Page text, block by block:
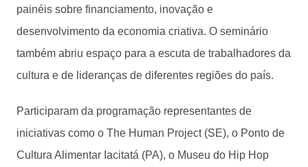
painéis sobre financiamento, inovação e
desenvolvimento da economia criativa. O seminário
também abriu espaço para a escuta de trabalhadores da
cultura e de lideranças de diferentes regiões do país.
Participaram da programação representantes de
iniciativas como o The Human Project (SE), o Ponto de
Cultura Alimentar Iacitatá (PA), o Museu do Hip Hop